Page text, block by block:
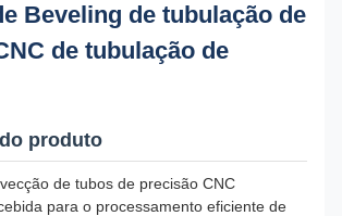
Beveling de tubulação de
de tubulação de
produto
de tubos de precisão CNC
para o processamento eficiente de